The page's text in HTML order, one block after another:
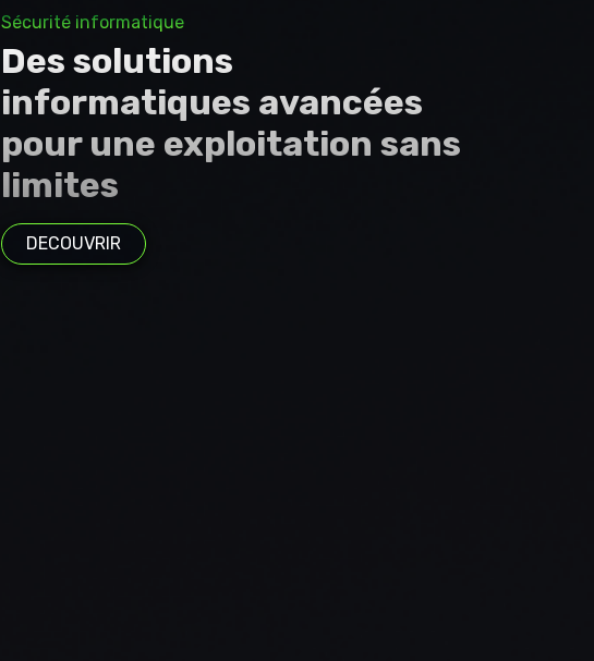
Sécurité informatique
Des solutions
informatiques avancées
pour une exploitation sans
limites
DECOUVRIR